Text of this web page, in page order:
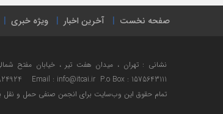
صفحه نخست آخرین اخبار ویژه خبری
Email : info@itcai.ir P.o Box : 1575643111
تمام حقوق اين وب‌سايت برای انجمن صنفی حمل و نقل